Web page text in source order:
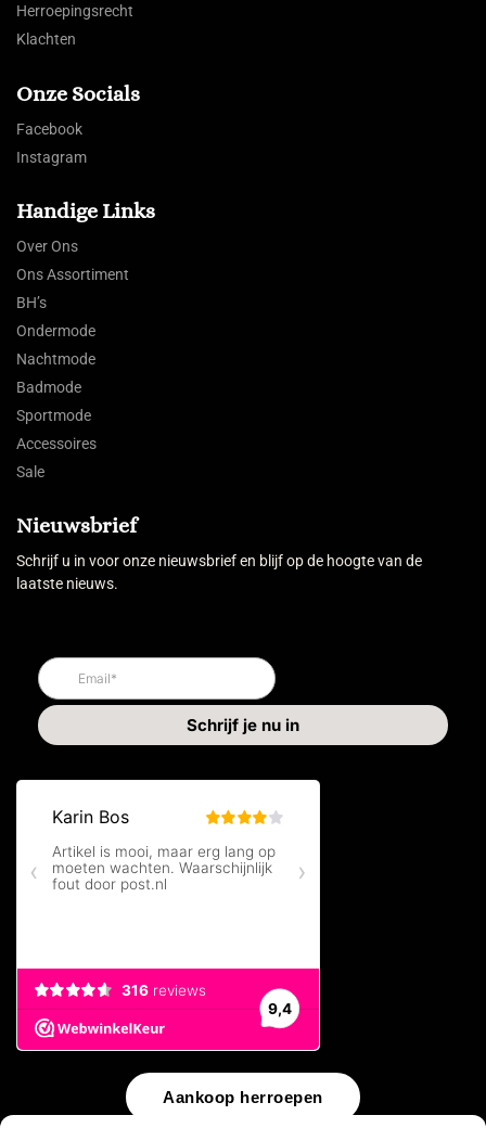
Herroepingsrecht
Klachten
Onze Socials
Facebook
Instagram
Handige Links
Over Ons
Ons Assortiment
BH’s
Ondermode
Nachtmode
Badmode
Sportmode
Accessoires
Sale
Nieuwsbrief
Schrijf u in voor onze nieuwsbrief en blijf op de hoogte van de
laatste nieuws.
Aankoop herroepen